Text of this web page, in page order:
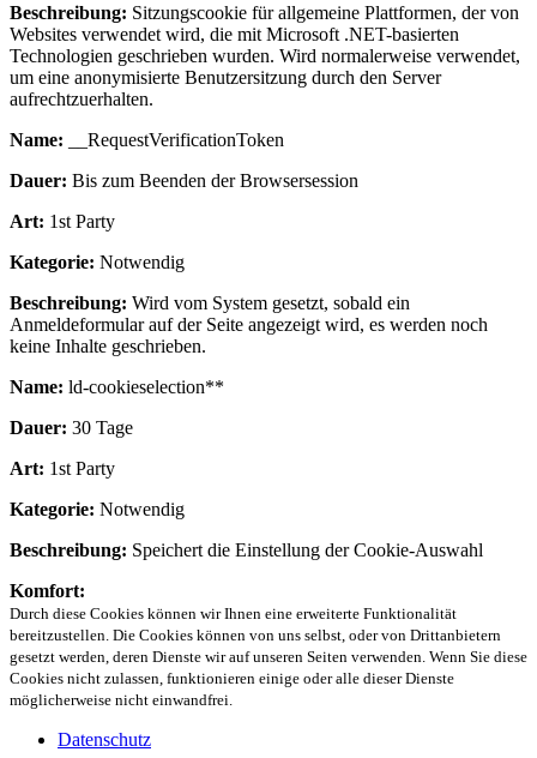
Beschreibung: Sitzungscookie für allgemeine Plattformen, der von
Websites verwendet wird, die mit Microsoft .NET-basierten
Technologien geschrieben wurden. Wird normalerweise verwendet,
um eine anonymisierte Benutzersitzung durch den Server
aufrechtzuerhalten.
Name: __RequestVerificationToken
Dauer: Bis zum Beenden der Browsersession
Art: 1st Party
Kategorie: Notwendig
Beschreibung: Wird vom System gesetzt, sobald ein
Anmeldeformular auf der Seite angezeigt wird, es werden noch
keine Inhalte geschrieben.
Name: ld-cookieselection**
Dauer: 30 Tage
Art: 1st Party
Kategorie: Notwendig
Beschreibung: Speichert die Einstellung der Cookie-Auswahl
Komfort:
Durch diese Cookies können wir Ihnen eine erweiterte Funktionalität
bereitzustellen. Die Cookies können von uns selbst, oder von Drittanbietern
gesetzt werden, deren Dienste wir auf unseren Seiten verwenden. Wenn Sie diese
Cookies nicht zulassen, funktionieren einige oder alle dieser Dienste
möglicherweise nicht einwandfrei.
Datenschutz